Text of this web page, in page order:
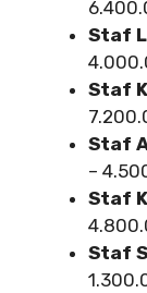
Staf
Staf
Staf
–
Staf
Staf